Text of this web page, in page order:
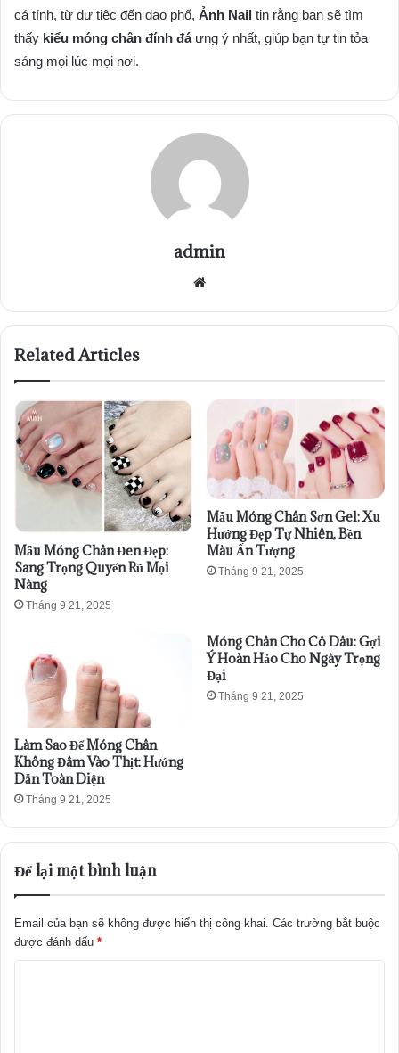
cá tính, từ dự tiệc đến dạo phố, Ảnh Nail tin rằng bạn sẽ tìm
thấy kiểu móng chân đính đáưng ý nhất, giúp bạn tự tin tỏa
sáng mọi lúc mọi nơi.
admin
Website
Related Articles
Mẫu Móng Chân Đen Đẹp:
Sang Trọng Quyến Rũ Mọi
Nàng
Tháng 9 21, 2025
Mẫu Móng Chân Sơn Gel: Xu
Hướng Đẹp Tự Nhiên, Bền
Màu Ấn Tượng
Tháng 9 21, 2025
Làm Sao Để Móng Chân
Không Đâm Vào Thịt: Hướng
Dẫn Toàn Diện
Tháng 9 21, 2025
Móng Chân Cho Cô Dâu: Gợi
Ý Hoàn Hảo Cho Ngày Trọng
Đại
Tháng 9 21, 2025
Để lại một bình luận
Email của bạn sẽ không được hiển thị công khai. Các trường bắt buộc
được đánh dấu *